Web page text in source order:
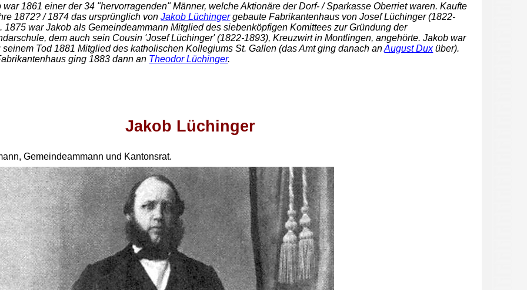
war 1861 einer der 34 "hervorragenden" Männer, welche Aktionäre der Dorf- / Sparkasse Oberriet waren. Kaufte
1872? / 1874 das ursprünglich vonJakob Lüchingergebaute Fabrikantenhaus von Josef Lüchinger (1822-
1875 war Jakob als Gemeindeammann Mitglied des siebenköpfigen Komittees zur Gründung der
dem auch sein Cousin 'Josef Lüchinger' (1822-1893), Kreuzwirt in Montlingen, angehörte. Jakob war
seinem Tod 1881 Mitglied des katholischen Kollegiums St. Gallen (das Amt ging danach anAugust Duxüber).
ging 1883 dann an Theodor Lüchinger.
Jakob Lüchinger
Gemeindeammann und Kantonsrat.